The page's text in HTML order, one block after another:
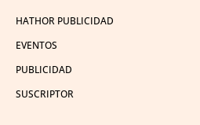
HATHOR PUBLICIDAD
EVENTOS
PUBLICIDAD
SUSCRIPTOR